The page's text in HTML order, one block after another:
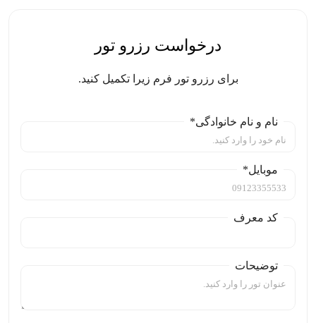
درخواست رزرو تور
برای رزرو تور فرم زیرا تکمیل کنید.
نام و نام خانوادگی*
موبایل*
کد معرف
توضیحات